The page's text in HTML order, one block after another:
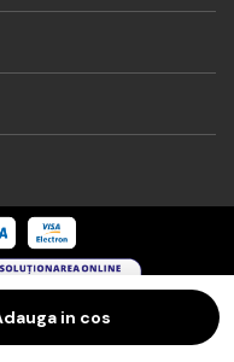
in cos